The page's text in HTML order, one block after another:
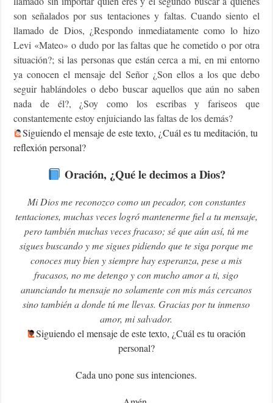
son señalados por sus tentaciones y faltas. Cuando siento el
llamado de Dios, ¿Respondo inmediatamente como lo hizo
Levi «Mateo» o dudo por las faltas que he cometido o por otra
situación?; si las personas que están cerca a mi, en mi entorno
ya conocen el mensaje del Señor ¿Son ellos a los que debo
seguir hablándoles o debo buscar aquellos que aún no saben
nada de él?, ¿Soy como los escribas y fariseos que
constantemente estoy enjuiciando las faltas de los demás?
Siguiendo el mensaje de este texto, ¿Cuál es tu meditación, tu
reflexión personal?
Oración, ¿Qué le decimos a Dios?
Mi Dios me reconozco como un pecador, con constantes
tentaciones, muchas veces logró mantenerme fiel a tu mensaje,
pero también muchas veces fracaso; sé que aún así, tú me
sigues buscando y me sigues pidiendo que te siga porque me
conoces muy bien y siempre hay esperanza, pese a mis
fracasos, no me detengo y con mucho amor a ti, sigo
anunciando tu mensaje no solamente con mis más cercanos
sino también a donde tú me llevas. Gracias por tu inmenso
amor, mi salvador.
Siguiendo el mensaje de este texto, ¿Cuál es tu oración
personal?
Cada uno pone sus intenciones.